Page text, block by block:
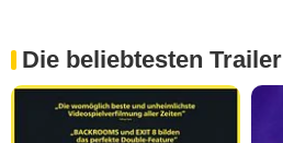
Die beliebtesten Trailer